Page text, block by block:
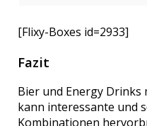
[Flixy-Boxes id=2933]
Fazit
Bier und Energy Drinks
kann interessante und
Kombinationen